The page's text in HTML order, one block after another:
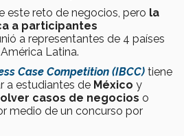
este reto de negocios, pero la
a participantes
a representantes de 4 países
Latina.
Case Competition (IBCC) tiene
a estudiantes de México y
casos de negocios o
medio de un concurso por